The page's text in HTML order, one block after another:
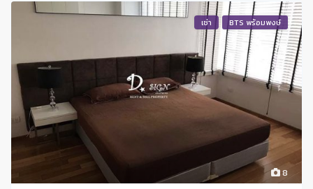
8
เช่า BTS พร้อมพงษ์